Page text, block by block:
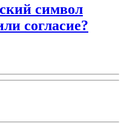
символ
согласие?